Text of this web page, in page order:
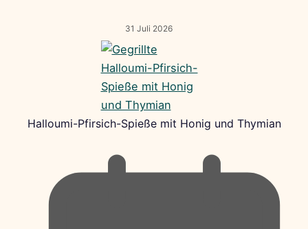
31 Juli 2026
Halloumi-Pfirsich-Spieße mit Honig und Thymian